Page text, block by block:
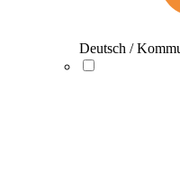
Deutsch /